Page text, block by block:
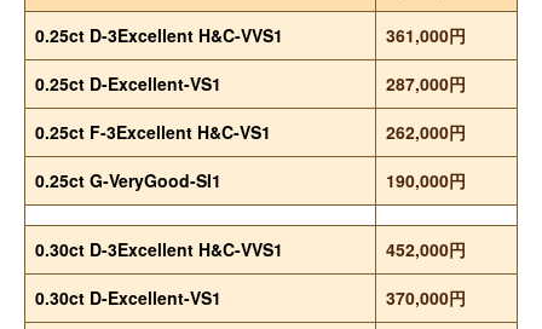
0.25ct D-3Excellent H&C-VVS1
361,000円
0.25ct D-Excellent-VS1
287,000円
0.25ct F-3Excellent H&C-VS1
262,000円
0.25ct G-VeryGood-SI1
190,000円
0.30ct D-3Excellent H&C-VVS1
452,000円
0.30ct D-Excellent-VS1
370,000円